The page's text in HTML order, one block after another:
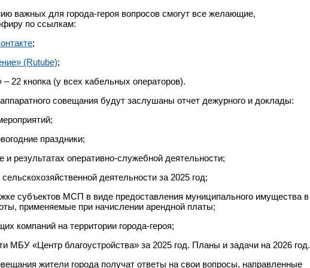
важных для города-героя вопросов смогут все желающие,
по ссылкам:
;
(Rutube);
22 кнопка (у всех кабельных операторов).
совещания будут заслушаны отчет дежурного и доклады:
праздники;
и результатах оперативно-служебной деятельности;
деятельности за 2025 год;
субъектов МСП в виде предоставления муниципального имущества в
применяемые при начислении арендной платы;
компаний на территории города-героя;
МБУ «Центр благоустройства» за 2025 год. Планы и задачи на 2026 год.
жители города получат ответы на свои вопросы, направленные